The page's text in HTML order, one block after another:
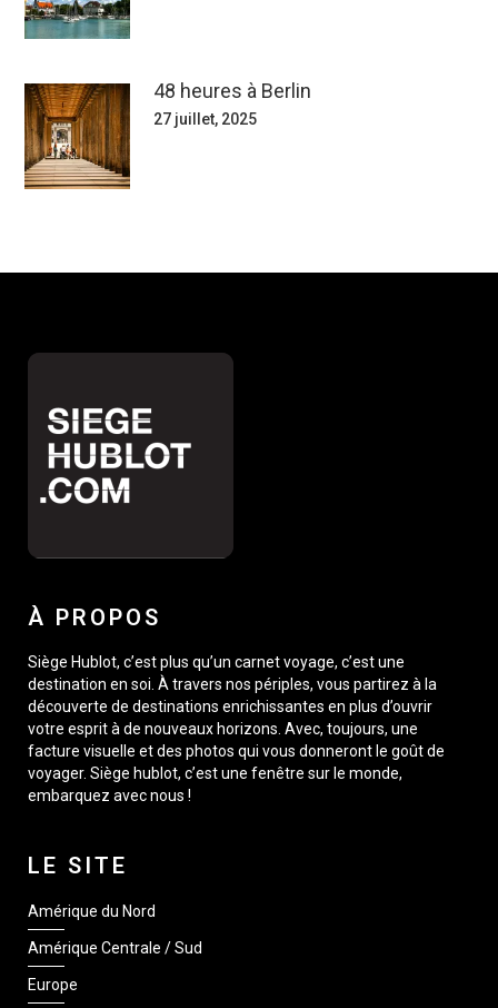
48 heures à Berlin
27 juillet, 2025
À PROPOS
Siège Hublot, c’est plus qu’un carnet voyage, c’est une
destination en soi. À travers nos périples, vous partirez à la
découverte de destinations enrichissantes en plus d’ouvrir
votre esprit à de nouveaux horizons. Avec, toujours, une
facture visuelle et des photos qui vous donneront le goût de
voyager. Siège hublot, c’est une fenêtre sur le monde,
embarquez avec nous !
LE SITE
Amérique du Nord
Amérique Centrale / Sud
Europe